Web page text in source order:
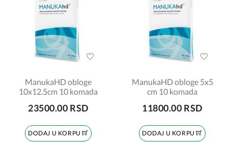
ManukaHD obloge
10x12.5cm 10 komada
23500.00 RSD
DODAJ U KORPU
ManukaHD obloge 5x5
cm 10 komada
11800.00 RSD
DODAJ U KORPU